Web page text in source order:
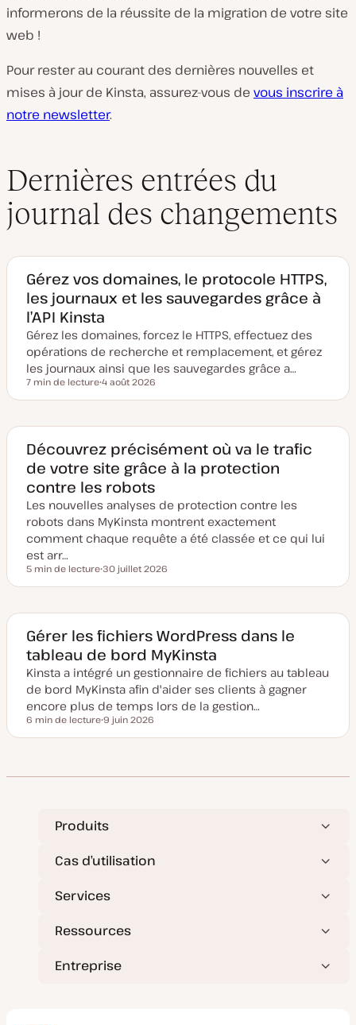
informerons de la réussite de la migration de votre site
web !
Pour rester au courant des dernières nouvelles et
mises à jour de Kinsta, assurez-vous de vous inscrire à
notre newsletter.
Dernières entrées du
journal des changements
Gérez vos domaines, le protocole HTTPS,
les journaux et les sauvegardes grâce à
l’API Kinsta
Gérez les domaines, forcez le HTTPS, effectuez des
opérations de recherche et remplacement, et gérez
les journaux ainsi que les sauvegardes grâce a…
Temps de lecture
7 min de lecture
a
m
i
s
e
à
j
o
u
r
4 août 2026
Découvrez précisément où va le trafic
de votre site grâce à la protection
contre les robots
Les nouvelles analyses de protection contre les
robots dans MyKinsta montrent exactement
comment chaque requête a été classée et ce qui lui
est arr…
Temps de lecture
5 min de lecture
a
e
m
i
s
e
à
j
o
u
r
30 juillet 2026
Gérer les fichiers WordPress dans le
tableau de bord MyKinsta
Kinsta a intégré un gestionnaire de fichiers au tableau
de bord MyKinsta afin d'aider ses clients à gagner
encore plus de temps lors de la gestion…
Temps de lecture
6 min de lecture
a
e
e
à
u
9 juin 2026
Produits
Cas d’utilisation
Services
Ressources
Entreprise